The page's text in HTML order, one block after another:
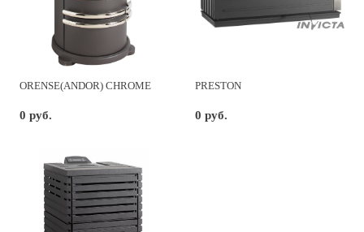
ORENSE(ANDOR) CHROME
0 руб.
PRESTON
0 руб.